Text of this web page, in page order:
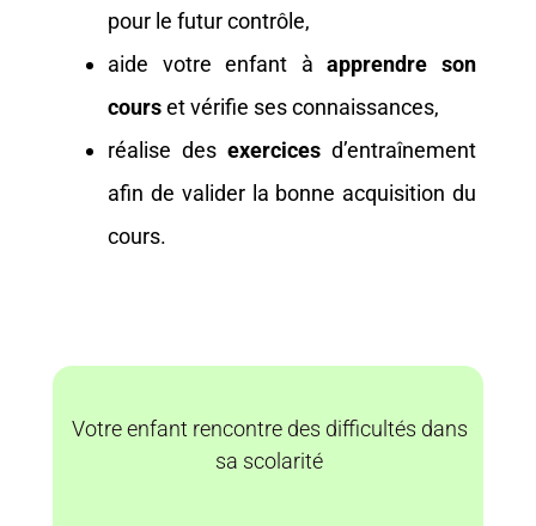
pour le futur contrôle,
aide votre enfant àapprendre son
courset vérifie ses connaissances,
réalise des exercices d’entraînement
afin de valider la bonne acquisition du
cours.
Votre enfant rencontre des difficultés dans
sa scolarité